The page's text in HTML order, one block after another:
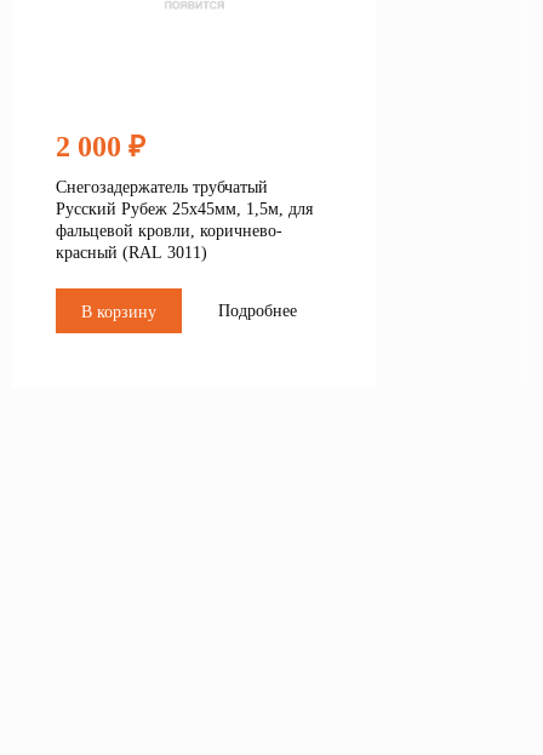
2 000 ₽
Снегозадержатель трубчатый
Русский Рубеж 25х45мм, 1,5м, для
фальцевой кровли, коричнево-
красный (RAL 3011)
В корзину Подробнее